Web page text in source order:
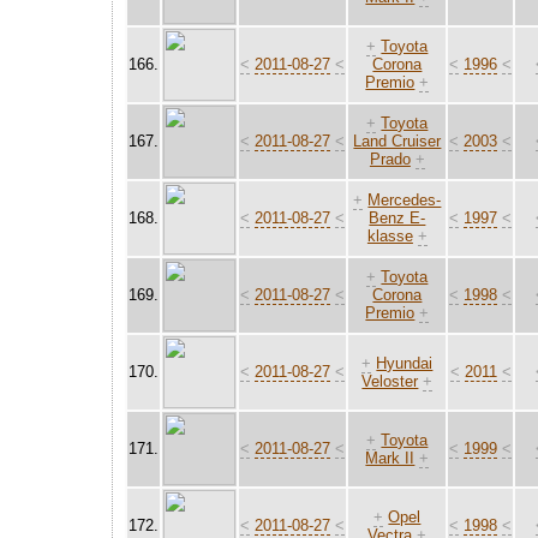
166. < 2011-08-27 <
+ Toyota
Corona
Premio +
< 1996 <
167. < 2011-08-27 <
+ Toyota
Land Cruiser
Prado +
< 2003 <
168. < 2011-08-27 <
+ Mercedes-
Benz E-
klasse +
< 1997 <
169. < 2011-08-27 <
+ Toyota
Corona
Premio +
< 1998 <
170. < 2011-08-27 < + Hyundai
Veloster +
< 2011 <
171. < 2011-08-27 < + Toyota
Mark II
+
< 1999 <
172. < 2011-08-27 < + Opel
< 1998 <